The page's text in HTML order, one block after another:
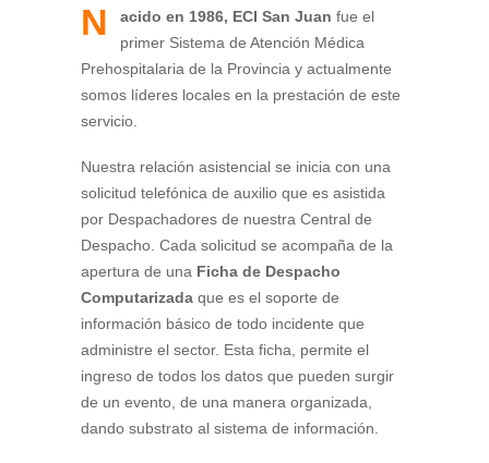
N acido en 1986, ECI San Juan fue el
primer Sistema de Atención Médica
Prehospitalaria de la Provincia y actualmente
somos líderes locales en la prestación de este
servicio.
Nuestra relación asistencial se inicia con una
solicitud telefónica de auxilio que es asistida
por Despachadores de nuestra Central de
Despacho. Cada solicitud se acompaña de la
apertura de una Ficha de Despacho
Computarizada que es el soporte de
información básico de todo incidente que
administre el sector. Esta ficha, permite el
ingreso de todos los datos que pueden surgir
de un evento, de una manera organizada,
dando substrato al sistema de información.